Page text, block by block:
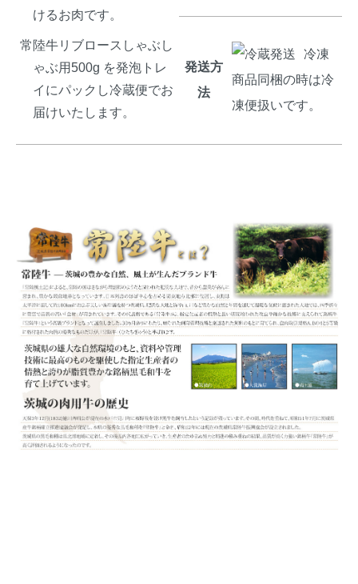
けるお肉です。
常陸牛リブロースしゃぶし
ゃぶ用500g を発泡トレ
イにパックし冷蔵便でお
届けいたします。
発送方
法
冷凍
商品同梱の時は冷
凍便扱いです。